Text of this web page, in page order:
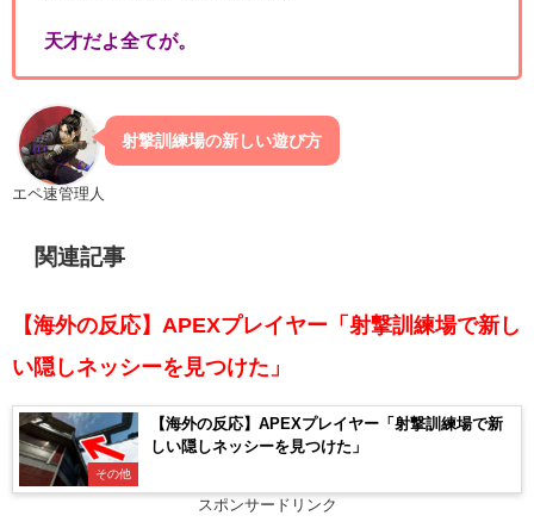
天才だよ全てが。
エペ速管理人
射撃訓練場の新しい遊び方
関連記事
【海外の反応】APEXプレイヤー「射撃訓練場で新し
い隠しネッシーを見つけた」
その他
【海外の反応】APEXプレイヤー「射撃訓練場で新
しい隠しネッシーを見つけた」
スポンサードリンク